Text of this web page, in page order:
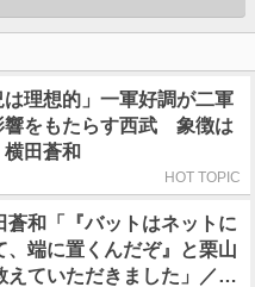
は理想的」一軍好調が二軍
響をもたらす西武 象徴は
田蒼和
HOT TOPIC
蒼和「『バットはネットに
、端に置くんだぞ』と栗山
えていただきました」／憧